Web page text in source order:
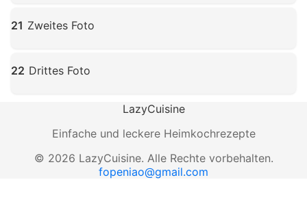
21 Zweites Foto
22 Drittes Foto
LazyCuisine
Einfache und leckere Heimkochrezepte
© 2026 LazyCuisine. Alle Rechte vorbehalten.
fopeniao@gmail.com